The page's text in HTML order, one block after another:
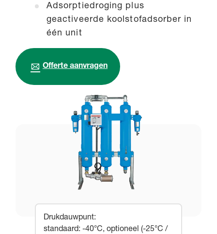
Adsorptiedroging plus
geactiveerde koolstofadsorber in
één unit
Offerte aanvragen
Drukdauwpunt:
standaard: -40°C, optioneel (-25°C /